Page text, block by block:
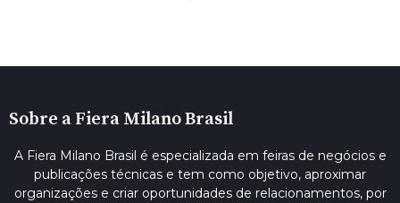
Sobre a Fiera Milano Brasil
A Fiera Milano Brasil é especializada em feiras de negócios e
publicações técnicas e tem como objetivo, aproximar
organizações e criar oportunidades de relacionamentos, por